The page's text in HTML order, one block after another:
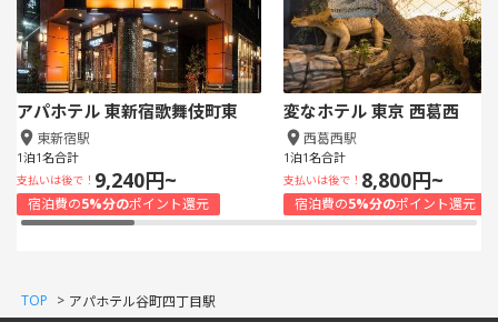
アパホテル 東新宿歌舞伎町東
東新宿駅
1泊1名合計
支払いは後で！ 9,240円~
宿泊費の5%分のポイント還元
変なホテル 東京 西葛西
西葛西駅
1泊1名合計
支払いは後で！ 8,800円~
宿泊費の5%分のポイント還元
TOP > アパホテル谷町四丁目駅